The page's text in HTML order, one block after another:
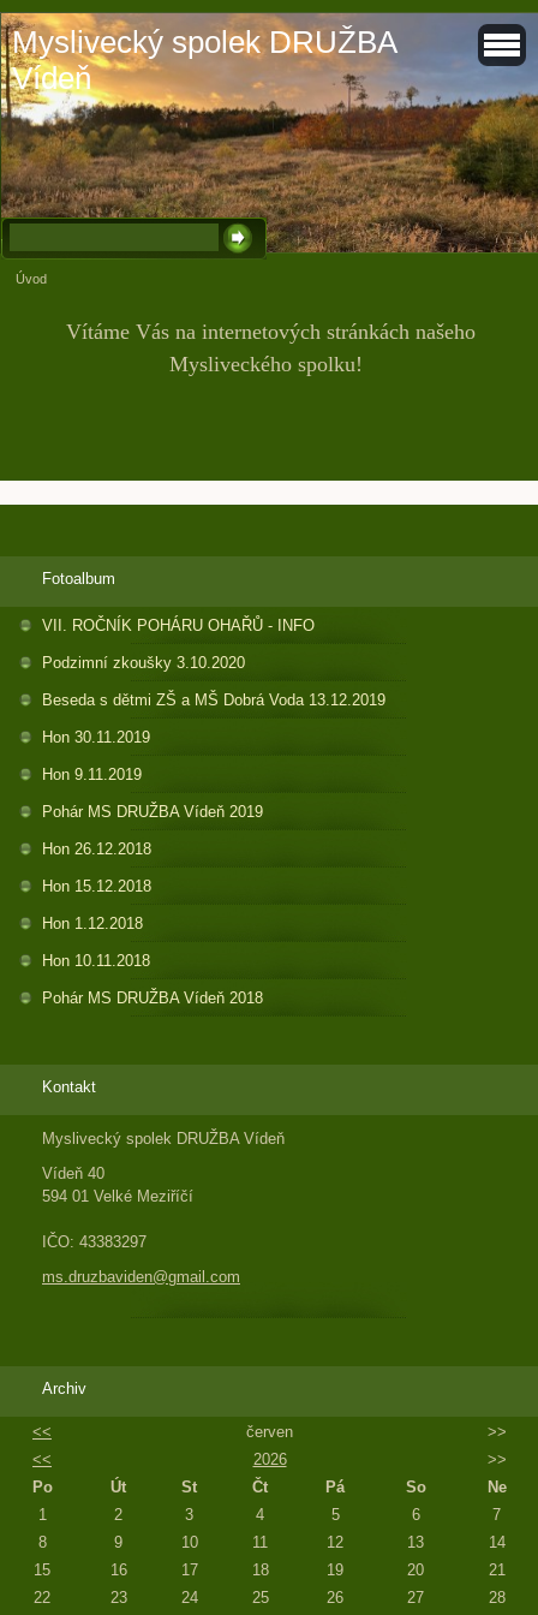
Myslivecký spolek DRUŽBA
Vídeň
Úvod
Vítáme Vás na internetových stránkách našeho
Mysliveckého spolku!
Fotoalbum
VII. ROČNÍK POHÁRU OHAŘŮ - INFO
Podzimní zkoušky 3.10.2020
Beseda s dětmi ZŠ a MŠ Dobrá Voda 13.12.2019
Hon 30.11.2019
Hon 9.11.2019
Pohár MS DRUŽBA Vídeň 2019
Hon 26.12.2018
Hon 15.12.2018
Hon 1.12.2018
Hon 10.11.2018
Pohár MS DRUŽBA Vídeň 2018
Kontakt
Myslivecký spolek DRUŽBA Vídeň
Vídeň 40
594 01 Velké Meziříčí
IČO: 43383297
ms.druzbaviden@gmail.com
Archiv
<< červen
>>
<<
2026
>>
Po
Út St Čt Pá So
Ne
1
2 3 4 5 6
7
8
9 10 11 12 13
14
15
16 17 18 19 20
21
22
23 24 25 26 27 28